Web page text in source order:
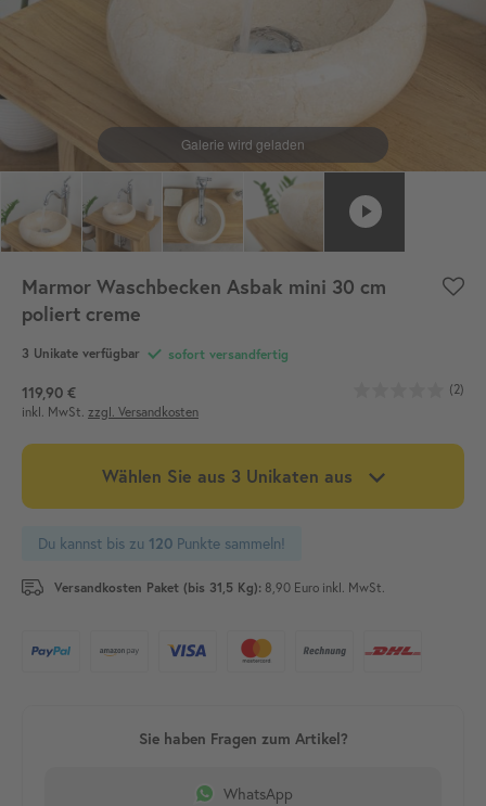
Marmor Waschbecken Asbak mini 30 cm
poliert creme
3 Unikate verfügbar sofort versandfertig
119,90 €
(2)
inkl. MwSt. zzgl. Versandkosten
Wählen Sie aus 3 Unikaten aus
Du kannst bis zu 120 Punkte sammeln!
Versandkosten Paket (bis 31,5 Kg): 8,90 Euro inkl. MwSt.
WhatsApp